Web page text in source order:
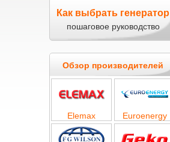
Как выбрать генератор
пошаговое руководство
Обзор производителей
Elemax Euroenergy